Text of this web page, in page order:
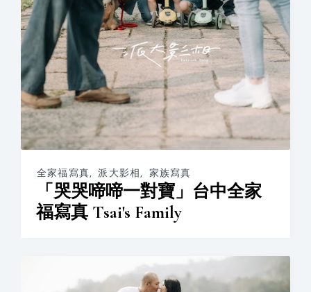
全家福寫真, 派大影相, 家族寫真
「哭哭啼啼一對寶」台中全家
福寫真 Tsai's Family